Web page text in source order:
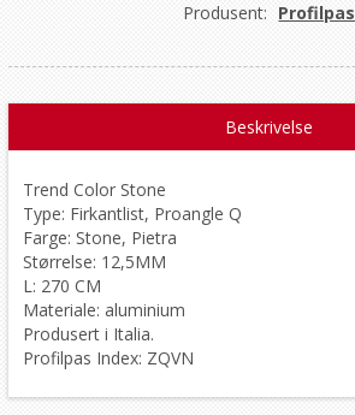
Produsent: Profilpas
Beskrivelse
Trend Color Stone
Type: Firkantlist, Proangle Q
Farge: Stone, Pietra
Størrelse: 12,5MM
L: 270 CM
Materiale: aluminium
Produsert i Italia.
Profilpas Index: ZQVN